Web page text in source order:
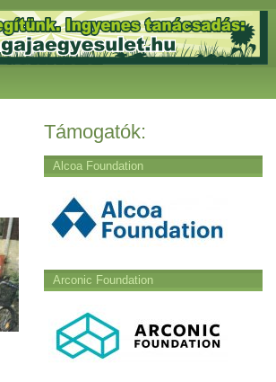
Támogatók:
Alcoa Foundation
Arconic Foundation